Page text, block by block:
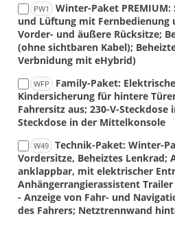
PW1
Winter-Paket PREMIUM:
und Lüftung mit Fernbedienung
Vorder- und äußere Rücksitze;
(ohne sichtbaren Kabel);
Verbnidung mit eHybrid)
WFP
Family-Paket: Elektrische
Kindersicherung für hintere
Fahrersitz aus; 230-V-Steckdose
Steckdose in der Mittelkonsole
W49 Technik-Paket: Winter-
Vordersitze, Beheiztes Lenkrad;
anklappbar, mit elektrischer
Anhängerrangierassistent
- Anzeige von Fahr- und
des Fahrers; Netztrennwand